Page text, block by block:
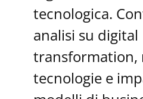
tecnologica.
analisi su digital
transformation,
tecnologie e